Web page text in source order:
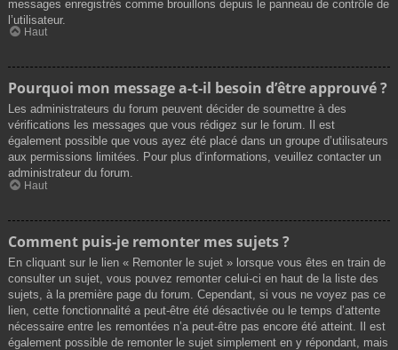
messages enregistrés comme brouillons depuis le panneau de contrôle de
l’utilisateur.
Haut
Pourquoi mon message a-t-il besoin d’être approuvé ?
Les administrateurs du forum peuvent décider de soumettre à des
vérifications les messages que vous rédigez sur le forum. Il est
également possible que vous ayez été placé dans un groupe d’utilisateurs
aux permissions limitées. Pour plus d’informations, veuillez contacter un
administrateur du forum.
Haut
Comment puis-je remonter mes sujets ?
En cliquant sur le lien « Remonter le sujet » lorsque vous êtes en train de
consulter un sujet, vous pouvez remonter celui-ci en haut de la liste des
sujets, à la première page du forum. Cependant, si vous ne voyez pas ce
lien, cette fonctionnalité a peut-être été désactivée ou le temps d’attente
nécessaire entre les remontées n’a peut-être pas encore été atteint. Il est
également possible de remonter le sujet simplement en y répondant, mais